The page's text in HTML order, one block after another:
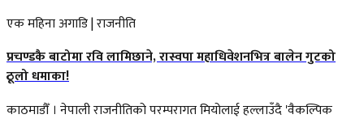
एक महिना अगाडि|राजनीति
प्रचण्डकै बाटोमा रवि लामिछाने, रास्वपा महाधिवेशनभित्र बालेन गुटको
ठूलो धमाका!
काठमाडौँ । नेपाली राजनीतिको परम्परागत मियोलाई हल्लाउँदै 'वैकल्पिक